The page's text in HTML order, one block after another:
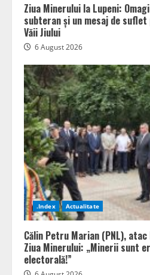
Ziua Minerului la Lupeni:
subteran și un mesaj de
Văii Jiului
6 August 2026
.Index Actualitate
Călin Petru Marian (PNL), atac
Ziua Minerului: „Minerii sunt
electorală!”